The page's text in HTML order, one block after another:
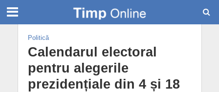
Politică
Calendarul electoral
pentru alegerile
prezidențiale din 4 și 18